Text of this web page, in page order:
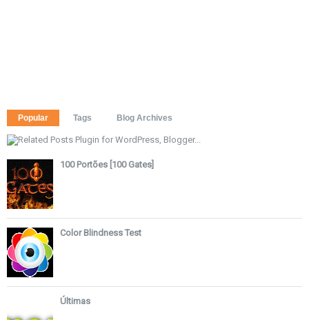
Popular Tags Blog Archives
100 Portões [100 Gates]
Color Blindness Test
Últimas